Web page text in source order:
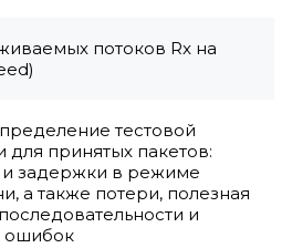
потоков Rx на
тестовой
для принятых пакетов:
и задержки в режиме
а также потери, полезная
и
ошибок